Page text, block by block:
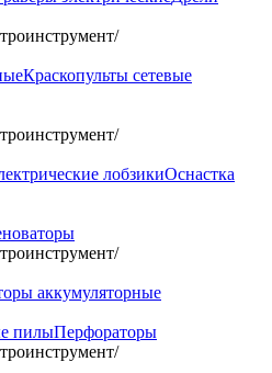
/
Краскопульты сетевые
/
лобзикиОснастка
/
аккумуляторные
пилыПерфораторы
/